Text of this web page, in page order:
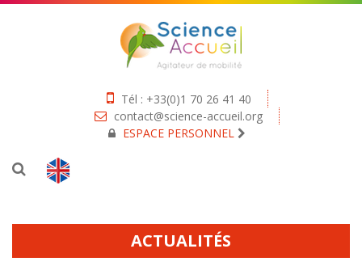
Tél : +33(0)1 70 26 41 40
contact@science-accueil.org
ESPACE PERSONNEL
ACTUALITÉS